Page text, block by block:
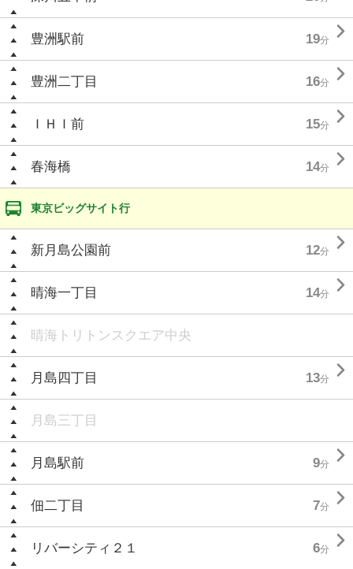
豊洲駅前 19分 
豊洲二丁目 16分 
ＩＨＩ前 15分 
春海橋 14分 
東京ビッグサイト行
新月島公園前 12分 
晴海一丁目 14分 
晴海トリトンスクエア中央
月島四丁目 13分 
月島三丁目
月島駅前 9分 
佃二丁目 7分 
リバーシティ２１ 6分 